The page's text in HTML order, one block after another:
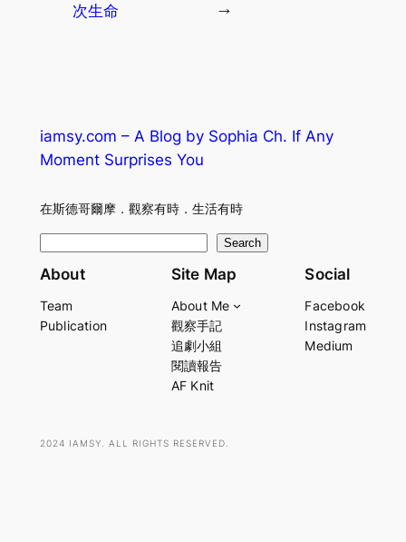
次生命
→
iamsy.com – A Blog by Sophia Ch. If Any
Moment Surprises You
在斯德哥爾摩．觀察有時．生活有時
e
r
Search
About
Team
Publication
Site Map
About Me
觀察手記
追劇小組
閱讀報告
AF Knit
Social
Facebook
Instagram
Medium
2024 IAMSY. ALL RIGHTS RESERVED.